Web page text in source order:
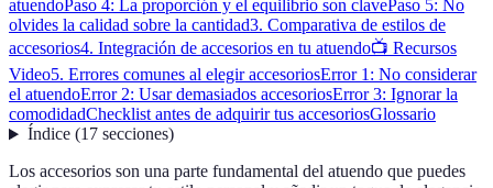
atuendoPaso 4: La proporción y el equilibrio son clavePaso 5: No
olvides la calidad sobre la cantidad3. Comparativa de estilos de
accesorios4. Integración de accesorios en tu atuendo📺 Recursos
Video5. Errores comunes al elegir accesoriosError 1: No considerar
el atuendoError 2: Usar demasiados accesoriosError 3: Ignorar la
comodidadChecklist antes de adquirir tus accesoriosGlossario
Índice(17 secciones)
Los accesorios son una parte fundamental del atuendo que puedes